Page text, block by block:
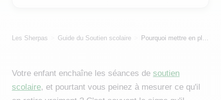
Les Sherpas Guide du Soutien scolaire Pourquoi mettre en place un plan de soutien personnalisé ?
Votre enfant enchaîne les séances de soutien
scolaire, et pourtant vous peinez à mesurer ce qu'il